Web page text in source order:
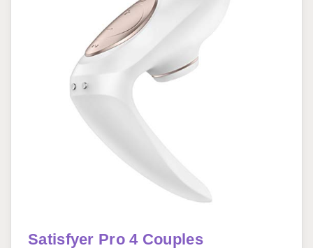
Satisfyer Pro 4 Couples